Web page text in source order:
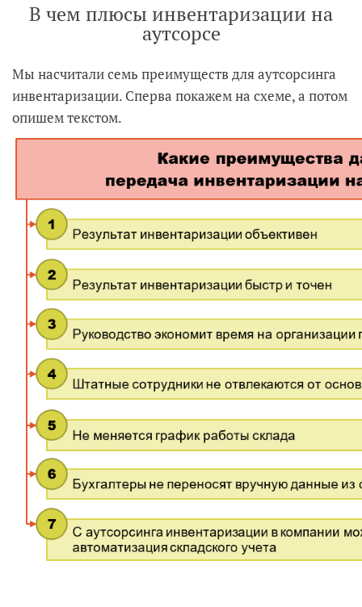
В чем плюсы инвентаризации на
аутсорсе
Мы насчитали семь преимуществ для аутсорсинга
инвентаризации. Сперва покажем на схеме, а потом
опишем текстом.